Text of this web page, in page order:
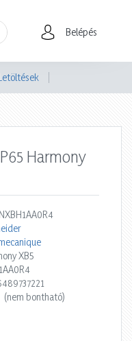
Belépés
Harmony
XB5
(nem bontható)